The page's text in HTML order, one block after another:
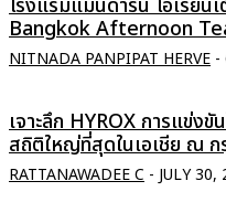
โรงแรมแมนดาริน โอเรียน
Bangkok Afternoon
NITNADA PANPIPAT HERVE -
เจาะลึก HYROX การแข่ง
สถิติใหญ่ที่สุดในเอเชีย ณ ก
RATTANAWADEE C - JULY 30,